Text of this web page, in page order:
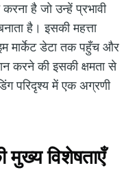
है जो उन्हें प्रभावी
है। इसकी महत्ता
मार्केट डेटा तक पहुँच और
करने की इसकी क्षमता से
परिदृश्य में एक अग्रणी
विशेषताएँ